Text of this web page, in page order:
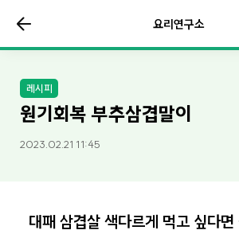
요리연구소
레시피
원기회복 부추삼겹말이
2023.02.21 11:45
대패 삼겹살 색다르게 먹고 싶다